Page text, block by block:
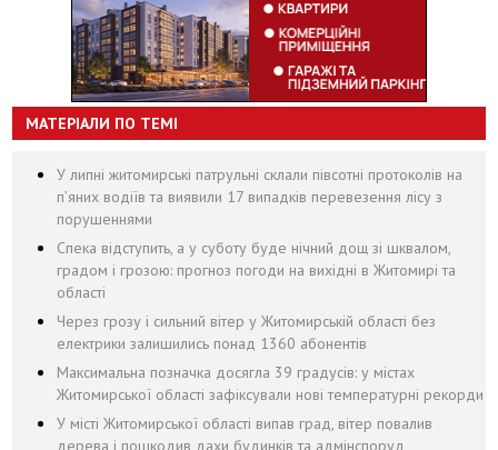
МАТЕРІАЛИ ПО ТЕМІ
У липні житомирські патрульні склали півсотні протоколів на
пʼяних водіїв та виявили 17 випадків перевезення лісу з
порушеннями
Спека відступить, а у суботу буде нічний дощ зі шквалом,
градом і грозою: прогноз погоди на вихідні в Житомирі та
області
Через грозу і сильний вітер у Житомирській області без
електрики залишились понад 1360 абонентів
Максимальна позначка досягла 39 градусів: у містах
Житомирської області зафіксували нові температурні рекорди
У місті Житомирської області випав град, вітер повалив
дерева і пошкодив дахи будинків та адмінспоруд